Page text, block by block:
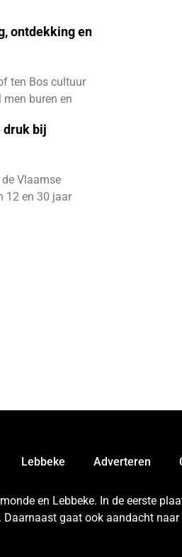
ontdekking en
ten Bos cultuur
buren en
druk bij
Vlaamse
12 en 30 jaar
Lebbeke Adverteren
en Lebbeke. In de eerste
gaat ook aandacht